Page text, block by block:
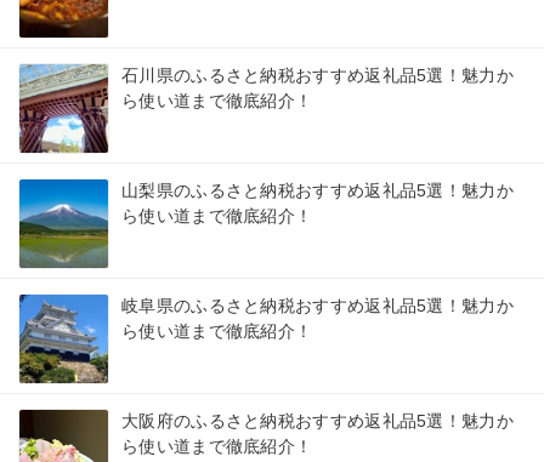
石川県のふるさと納税おすすめ返礼品5選！魅力か
ら使い道まで徹底紹介！
山梨県のふるさと納税おすすめ返礼品5選！魅力か
ら使い道まで徹底紹介！
岐阜県のふるさと納税おすすめ返礼品5選！魅力か
ら使い道まで徹底紹介！
大阪府のふるさと納税おすすめ返礼品5選！魅力か
ら使い道まで徹底紹介！